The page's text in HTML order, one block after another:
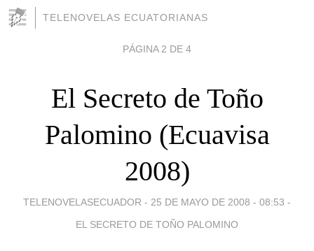
TELENOVELAS ECUATORIANAS
PÁGINA 2 DE 4
El Secreto de Toño
Palomino (Ecuavisa
2008)
TELENOVELASECUADOR - 25 DE MAYO DE 2008 - 08:53 -
EL SECRETO DE TOÑO PALOMINO